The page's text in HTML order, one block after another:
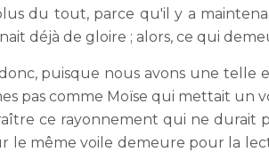
du tout, parce qu'il y a
déjà de gloire ; alors, ce qui
puisque nous avons une telle
pas comme Moïse qui mettait un
ce rayonnement qui ne durait
le même voile demeure pour la